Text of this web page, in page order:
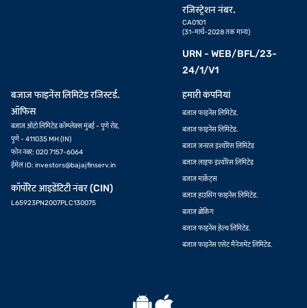
रजिस्ट्रेशन नंबर.
CA0101
(31-मार्च-2028 तक मान्य)
URN - WEB/BFL/23-
24/1/V1
बजाज फाइनेंस लिमिटेड रजिस्टर्ड.
ऑफिस
बजाज ऑटो लिमिटेड कॉम्प्लेक्स मुंबई - पुणे रोड,
पुणे - 411035 MH (IN)
फोन नंबर: 020 7157-6064
ईमेल ID: investors@bajajfinserv.in
कॉर्पोरेट आइडेंटिटी नंबर (CIN)
L65923PN2007PLC130075
हमारी कंपनियां
बजाज फाइनेंस लिमिटेड.
बजाज फाइनेंस लिमिटेड.
बजाज जनरल इंश्योरेंस लिमिटेड
बजाज लाइफ इंश्योरेंस लिमिटेड
बजाज मार्केट्स
बजाज हाउसिंग फाइनेंस लिमिटेड.
बजाज ब्रोकिंग
बजाज फाइनेंस हेल्थ लिमिटेड.
बजाज फाइनेंस एसेट मैनेजमेंट लिमिटेड.